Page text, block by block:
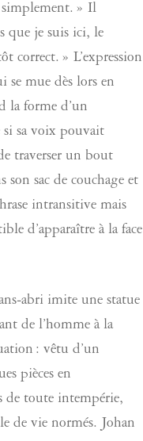
simplement. » Il
que je suis ici, le
correct. » L’expression
se mue dès lors en
la forme d’un
si sa voix pouvait
traverser un bout
sac de couchage et
intransitive mais
d’apparaître à la face
abri imite une statue
de l’homme à la
: vêtu d’un
pièces en
de toute intempérie,
de vie normés. Johan